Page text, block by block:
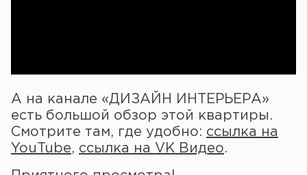
А на канале «ДИЗАЙН ИНТЕРЬЕРА»
есть большой обзор этой квартиры.
Смотрите там, где удобно: ссылка на
YouTube, ссылка на VK Видео.